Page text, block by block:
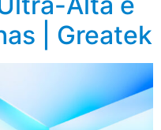
| Greatek